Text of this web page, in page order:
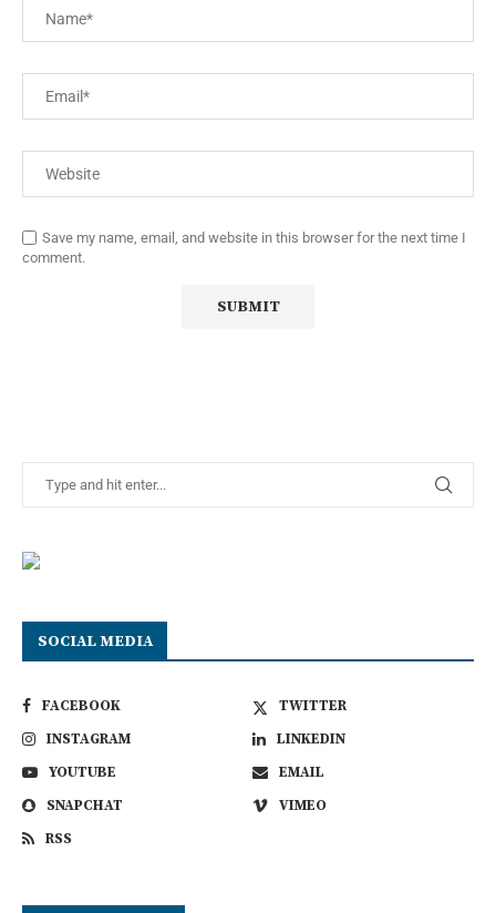
Save my name, email, and website in this browser for the next time I
comment.
SOCIAL MEDIA
FACEBOOK
TWITTER
INSTAGRAM
LINKEDIN
YOUTUBE
EMAIL
SNAPCHAT
VIMEO
RSS